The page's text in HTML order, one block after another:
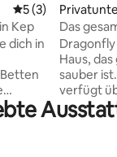
Durchschnittliche
5 (3)
Kep
dich in
oder
k
Das
für 8
Haus,
sauber
verfügt
Außenküche. Sie bietet ein